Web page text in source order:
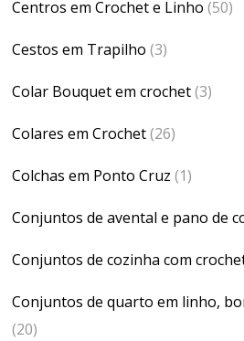
Centros em Crochet e Linho (50)
Cestos em Trapilho (3)
Colar Bouquet em crochet(3)
Colares em Crochet(26)
Colchas em Ponto Cruz (1)
Conjuntos de avental e pano de
Conjuntos de cozinha com
Conjuntos de quarto em linho,
(20)